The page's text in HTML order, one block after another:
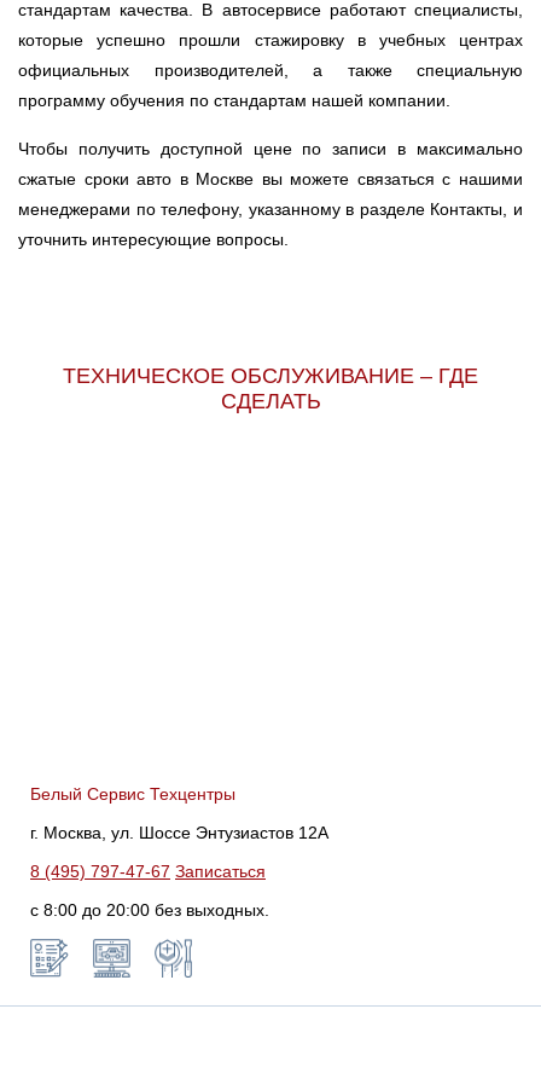
стандартам качества. В автосервисе работают специалисты,
которые успешно прошли стажировку в учебных центрах
официальных производителей, а также специальную
программу обучения по стандартам нашей компании.
Чтобы получить доступной цене по записи в максимально
сжатые сроки авто в Москве вы можете связаться с нашими
менеджерами по телефону, указанному в разделе Контакты, и
уточнить интересующие вопросы.
ТЕХНИЧЕСКОЕ ОБСЛУЖИВАНИЕ – ГДЕ
СДЕЛАТЬ
Белый Сервис Техцентры
г. Москва, ул. Шоссе Энтузиастов 12А
8 (495) 797-47-67 Записаться
с 8:00 до 20:00 без выходных.